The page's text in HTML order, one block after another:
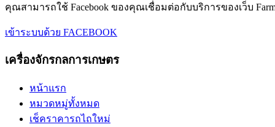
คุณสามารถใช้ Facebook ของคุณเชื่อมต่อกับบริการของเว็บ
เข้าระบบด้วย FACEBOOK
เครื่องจักรกลการเกษตร
หน้าแรก
หมวดหมู่ทั้งหมด
เช็คราคารถไถใหม่